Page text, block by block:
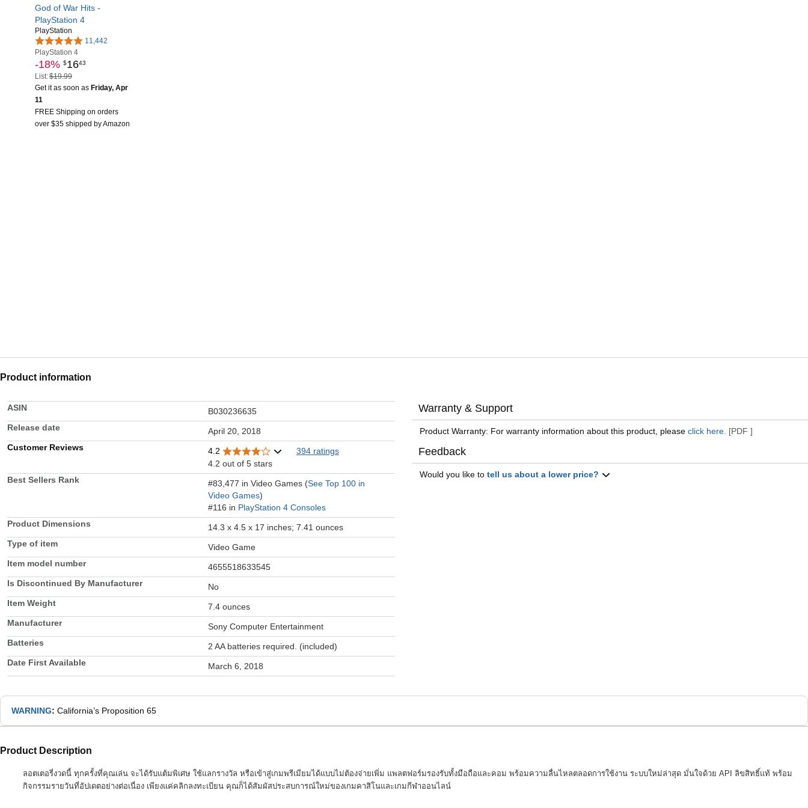
God of War Hits -
PlayStation 4
PlayStation
11,442
PlayStation 4
-18% $1643
List:$19.99
Get it as soon as Friday, Apr
11
FREE Shipping on orders
over $35 shipped by Amazon
Product information
ASIN
B030236635
Release date
April 20, 2018
Customer Reviews
4.2
394 ratings
4.2 out of 5 stars
Best Sellers Rank
#83,477 in Video Games (See Top 100 in
Video Games)
#116 in PlayStation 4 Consoles
Product Dimensions
14.3 x 4.5 x 17 inches; 7.41 ounces
Type of item
Video Game
Item model number
4655518633545
Is Discontinued By Manufacturer
No
Item Weight
7.4 ounces
Manufacturer
Sony Computer Entertainment
Batteries
2 AA batteries required. (included)
Date First Available
March 6, 2018
Warranty & Support
Product Warranty: For warranty information about this product, pleaseclick here. [PDF ]
Feedback
Would you like totell us about a lower price?
WARNING: California’s Proposition 65
Product Description
ลอตเตอรี่งวดนี้ ทุกครั้งที่คุณเล่น จะได้รับแต้มพิเศษ ใช้แลกรางวัล หรือเข้าสู่เกมพรีเมียมได้แบบไม่ต้องจ่ายเพิ่ม แพลตฟอร์มรองรับทั้งมือถือและคอม พร้อมความลื่นไหลตลอดการใช้งาน ระบบใหม่ล่าสุด มั่นใจด้วย API ลิขสิทธิ์แท้ พร้อม
กิจกรรมรายวันที่อัปเดตอย่างต่อเนื่อง เพียงแค่คลิกลงทะเบียน คุณก็ได้สัมผัสประสบการณ์ใหม่ของเกมคาสิโนและเกมกีฬาออนไลน์